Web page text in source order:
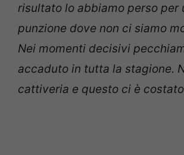
risultato lo abbiamo perso per
punzione dove non ci siamo
Nei momenti decisivi
accaduto in tutta la stagione.
cattiveria e questo ci è